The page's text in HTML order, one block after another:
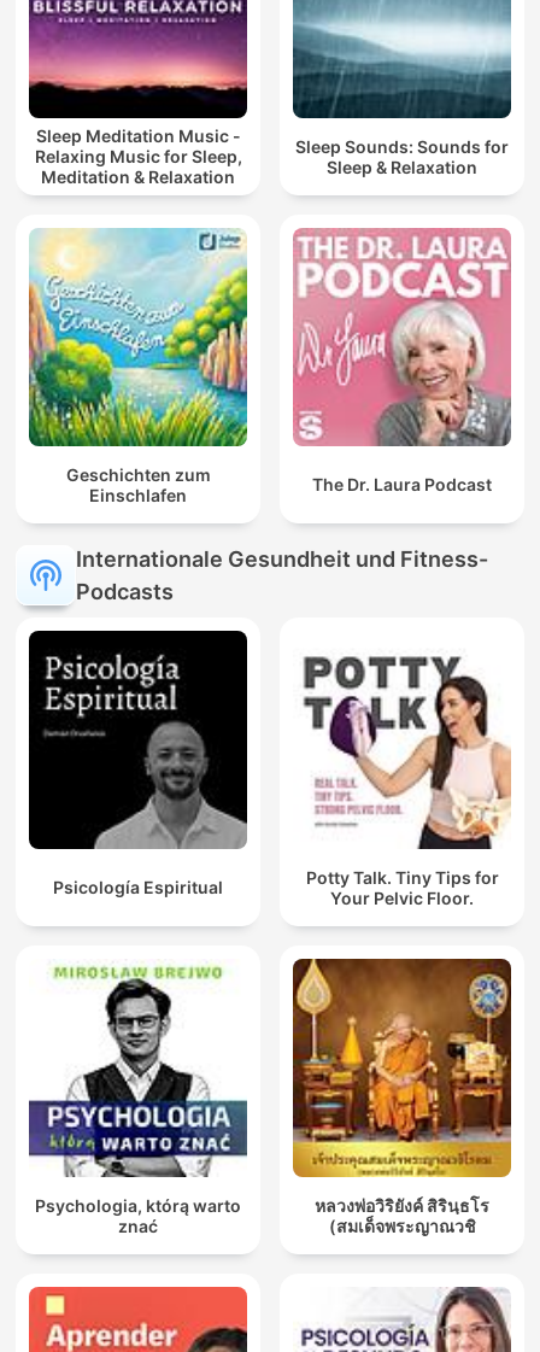
Sleep Meditation Music -
Relaxing Music for Sleep,
Meditation & Relaxation
Sleep Sounds: Sounds for
Sleep & Relaxation
Geschichten zum
Einschlafen
The Dr. Laura Podcast
Internationale Gesundheit und Fitness-
Podcasts
Psicología Espiritual
Potty Talk. Tiny Tips for
Your Pelvic Floor.
Psychologia, którą warto
znać
หลวงพ่อวิริยังค์ สิรินฺธโร
(สมเด็จพระญาณวชิ